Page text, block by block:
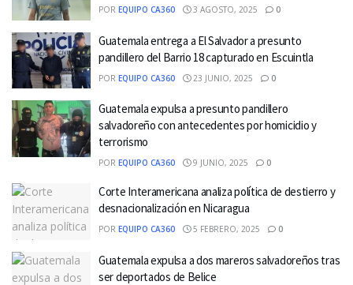
POR EQUIPO CA360 3 AGOSTO, 2025 0
Guatemala entrega a El Salvador a presunto
pandillero del Barrio 18 capturado en Escuintla
POR EQUIPO CA360 23 JUNIO, 2025 0
Guatemala expulsa a presunto pandillero
salvadoreño con antecedentes por homicidio y
terrorismo
POR EQUIPO CA360 9 JUNIO, 2025 0
Corte Interamericana analiza política de destierro y
desnacionalización en Nicaragua
POR EQUIPO CA360 5 FEBRERO, 2025 0
Guatemala expulsa a dos mareros salvadoreños tras
ser deportados de Belice